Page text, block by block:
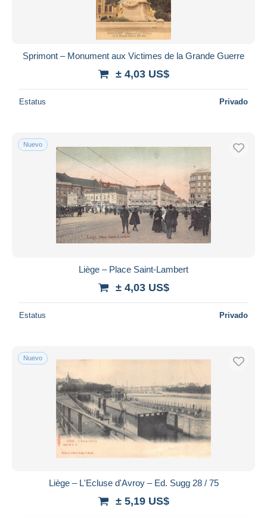
Sprimont – Monument aux Victimes de la Grande Guerre
± 4,03 US$
Estatus Privado
Nuevo
Liège – Place Saint-Lambert
± 4,03 US$
Estatus Privado
Nuevo
Liège – L'Ecluse d'Avroy – Ed. Sugg 28 / 75
± 5,19 US$